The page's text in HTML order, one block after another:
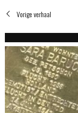
Vorige verhaal